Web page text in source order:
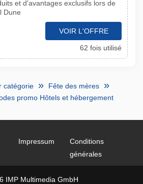
et d'avantages exclusifs lors de
Dune
VOIR L'OFFRE
62 fois utilisé
catégorie
Fête des mères
promo Hôtels et hébergement
Impressum
Conditions
générales
IMP Multimedia GmbH